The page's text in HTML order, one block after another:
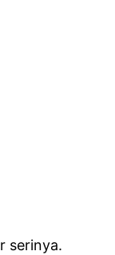
serinya.